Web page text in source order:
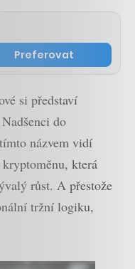
Preferovat
si představí
do
názvem vidí
která
růst. A přestože
tržní logiku,